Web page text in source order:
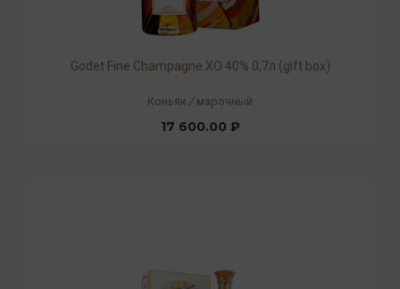
Godet Fine Champagne ХO 40% 0,7л (gift box)
Коньяк / марочный
17 600.00 ₽